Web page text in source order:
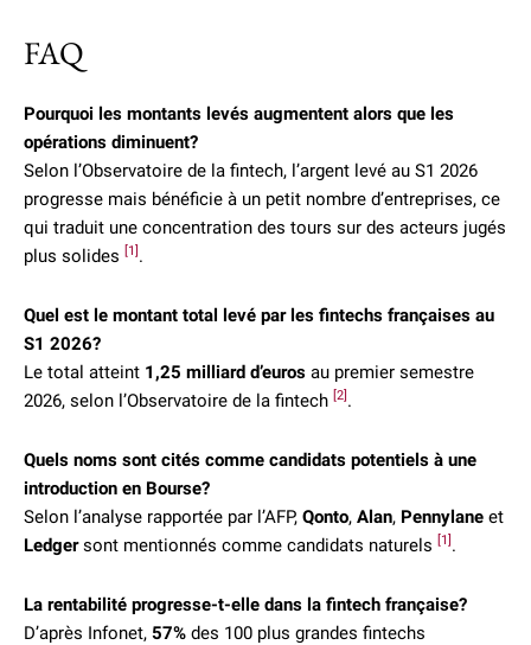
FAQ
Pourquoi les montants levés augmentent alors que les
opérations diminuent?
Selon l’Observatoire de la fintech, l’argent levé au S1 2026
progresse mais bénéficie à un petit nombre d’entreprises, ce
qui traduit une concentration des tours sur des acteurs jugés
plus solides
[1] .
Quel est le montant total levé par les fintechs françaises au
S1 2026?
Le total atteint 1,25 milliard d’euros au premier semestre
2026, selon l’Observatoire de la fintech [2] .
Quels noms sont cités comme candidats potentiels à une
introduction en Bourse?
Selon l’analyse rapportée par l’AFP, Qonto, Alan, Pennylane et
Ledgersont mentionnés comme candidats naturels [1] .
La rentabilité progresse-t-elle dans la fintech française?
D’après Infonet, 57% des 100 plus grandes fintechs